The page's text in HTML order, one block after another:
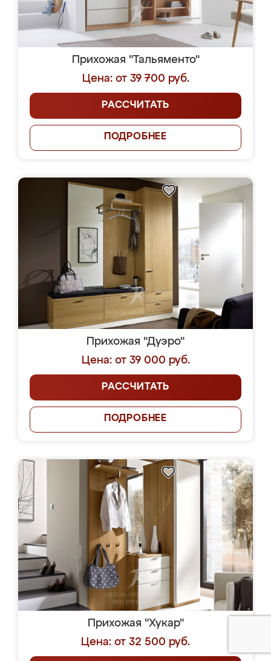
Прихожая "Тальяменто"
Цена: от 39 700 руб.
РАССЧИТАТЬ
ПОДРОБНЕЕ
Прихожая "Дуэро"
Цена: от 39 000 руб.
РАССЧИТАТЬ
ПОДРОБНЕЕ
Прихожая "Хукар"
Цена: от 32 500 руб.